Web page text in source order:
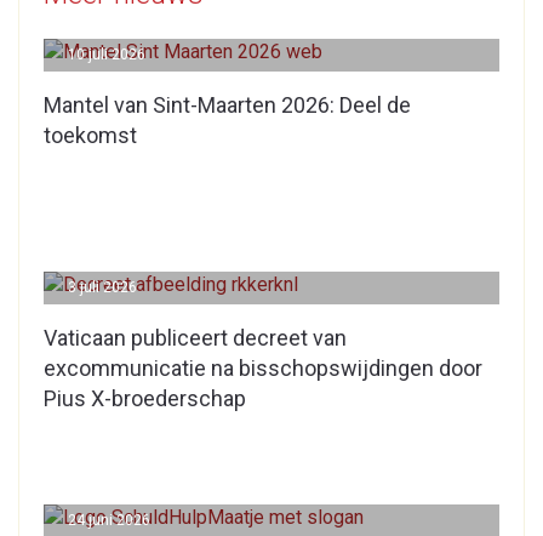
Mantel van Sint-Maarten 2026: Deel de
toekomst
10 juli 2026
Vaticaan publiceert decreet van
excommunicatie na bisschopswijdingen door
Pius X-broederschap
3 juli 2026
24 juni 2026